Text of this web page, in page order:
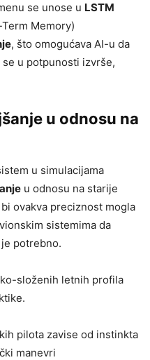
se unose u LSTM
Memory)
, što omogućava AI-u da
u potpunosti izvrše,
u odnosu na
u simulacijama
u odnosu na starije
ovakva preciznost mogla
sistemima da
potrebno.
složenih letnih profila
pilota zavise od instinkta
manevri